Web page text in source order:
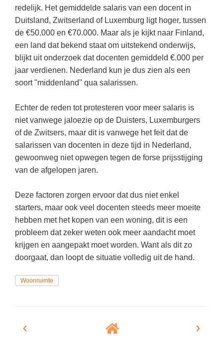
Schoolreisideeën
Schoolspullen
Seizoenen
Sinterklaas
Sprookjes
Startpagina onderwijs
Tweede Wereldoorlog
Jenaplanonderwijs
Daltononderwijs
Schoolspullen
Onderwijsvacatures
Studieschuld & Hypotheek
Middelbare school niveaus
Studenten laptop
Docentenplein nieuwsbrief
Onderwijs CV
Schoolvakanties
Huiswerkbegeleiding
Huiswerkbegeleider zoeken
redelijk. Het gemiddelde salaris van een docent in
Duitsland, Zwitserland of Luxemburg ligt hoger, tussen
de €50.000 en €70.000. Maar als je kijkt naar Finland,
een land dat bekend staat om uitstekend onderwijs,
blijkt uit onderzoek dat docenten gemiddeld €.000 per
jaar verdienen. Nederland kun je dus zien als een
soort ''middenland'' qua salarissen.
Echter de reden tot protesteren voor meer salaris is
niet vanwege jaloezie op de Duisters, Luxemburgers
of de Zwitsers, maar dit is vanwege het feit dat de
salarissen van docenten in deze tijd in Nederland,
gewoonweg niet opwegen tegen de forse prijsstijging
van de afgelopen jaren.
Deze factoren zorgen ervoor dat dus niet enkel
starters, maar ook veel docenten steeds meer moeite
hebben met het kopen van een woning, dit is een
probleem dat zeker weten ook meer aandacht moet
krijgen en aangepakt moet worden. Want als dit zo
doorgaat, dan loopt de situatie volledig uit de hand.
Woonruimte